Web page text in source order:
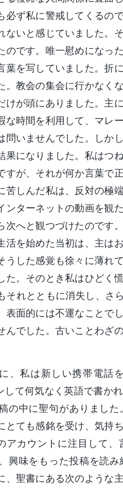
必ず私に警戒してくるの
ないと感じていました。
のです。唯一慰めになっ
葉を写していました。折
。教会の集会に行かなく
けが頭にありました。主
な時間を利用して、マレ
問いませんでした。しか
果になりました。私はつ
すが、それが何か言葉で
苦しんだ私は、反対の極
ンターネットの動画を観
次へと観つづけたのです
活を始めた当初は、主は
うした感覚も徐々に薄れ
た。そのとき私はひどく
それとともに消失し、さ
表面的には不運なことで
んでした。古いことわざ
、私は新しい携帯電話
して何気なく英語で書か
の中に聖句がありまし
とても感銘を受け、気持
アカウントに注目して
興味をもった投稿を読
、聖書にある次のような